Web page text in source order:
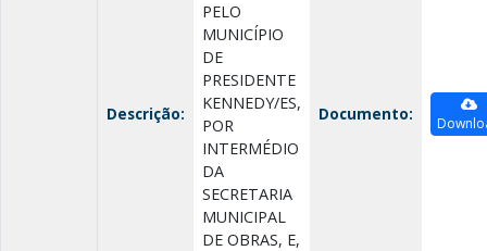
Descrição:
PELO
MUNICÍPIO
DE
PRESIDENTE
KENNEDY/ES,
POR
INTERMÉDIO
DA
SECRETARIA
MUNICIPAL
DE OBRAS, E,
Documento: